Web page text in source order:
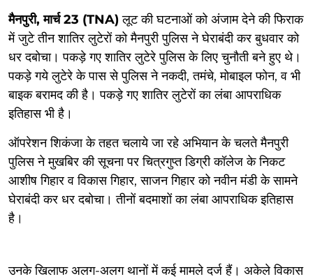
मैनपुरी, मार्च 23 (TNA)लूट की घटनाओं को अंजाम देने की फिराक
में जुटे तीन शातिर लुटेरों को मैनपुरी पुलिस ने घेराबंदी कर बुधवार को
धर दबोचा। पकड़े गए शातिर लुटेरे पुलिस के लिए चुनौती बने हुए थे।
पकड़े गये लुटेरे के पास से पुलिस ने नकदी, तमंचे, मोबाइल फोन, व भी
बाइक बरामद की है। पकड़े गए शातिर लुटेरों का लंबा आपराधिक
इतिहास भी है।
ऑपरेशन शिकंजा के तहत चलाये जा रहे अभियान के चलते मैनपुरी
पुलिस ने मुखबिर की सूचना पर चित्रगुप्त डिग्री कॉलेज के निकट
आशीष गिहार व विकास गिहार, साजन गिहार को नवीन मंडी के सामने
घेराबंदी कर धर दबोचा। तीनों बदमाशों का लंबा आपराधिक इतिहास
है।
उनके खिलाफ अलग-अलग थानों में कई मामले दर्ज हैं। अकेले विकास